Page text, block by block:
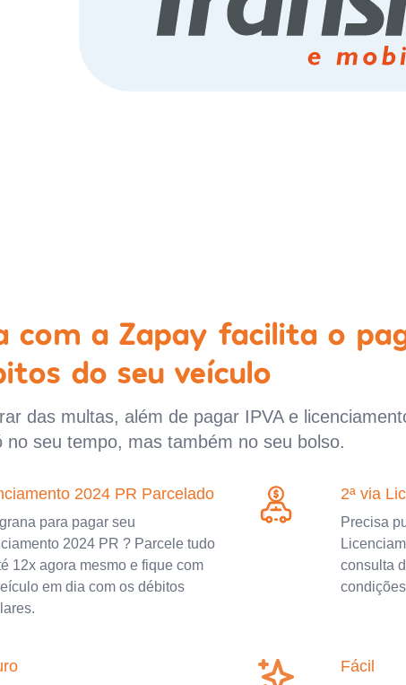
com a Zapay facilita o
do seu veículo
das multas, além de pagar IPVA e
seu tempo, mas também no seu bolso.
2024 PR Parcelado
para pagar seu
2024 PR ? Parcele tudo
12x agora mesmo e fique com
em dia com os débitos
2ª via
Precisa
consulta
Fácil